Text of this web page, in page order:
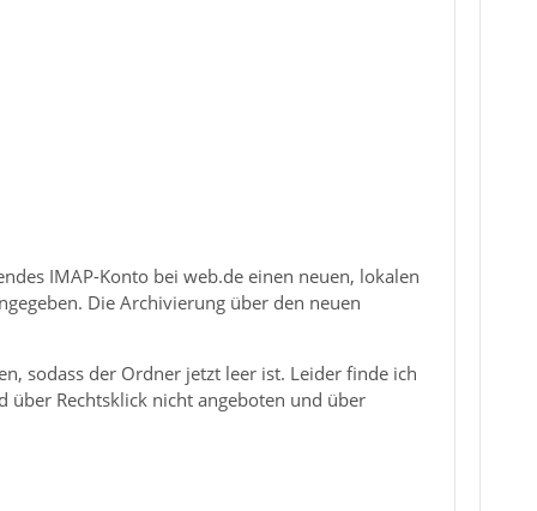
IMAP-Konto bei web.de einen neuen, lokalen
Die Archivierung über den neuen
sodass der Ordner jetzt leer ist. Leider finde ich
Rechtsklick nicht angeboten und über